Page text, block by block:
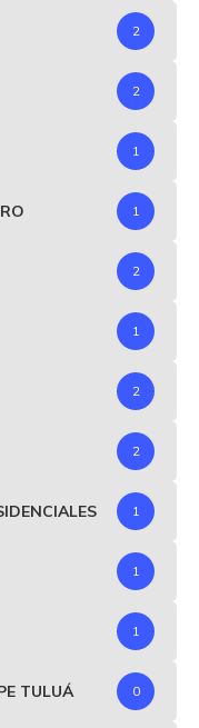
2
2
1
1
2
1
2
2
1
1
1
TULUÁ 0